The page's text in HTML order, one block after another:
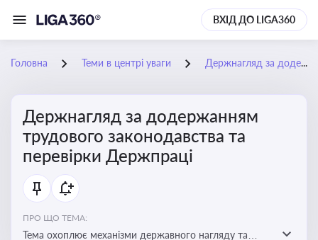
ВХІД ДО LIGA360
Головна Теми в центрі уваги Держнагляд за додержанням трудового законодавства та перевірки Держпраці
Держнагляд за додержанням
трудового законодавства та
перевірки Держпраці
ПРО ЩО ТЕМА:
Тема охоплює механізми державного нагляду та